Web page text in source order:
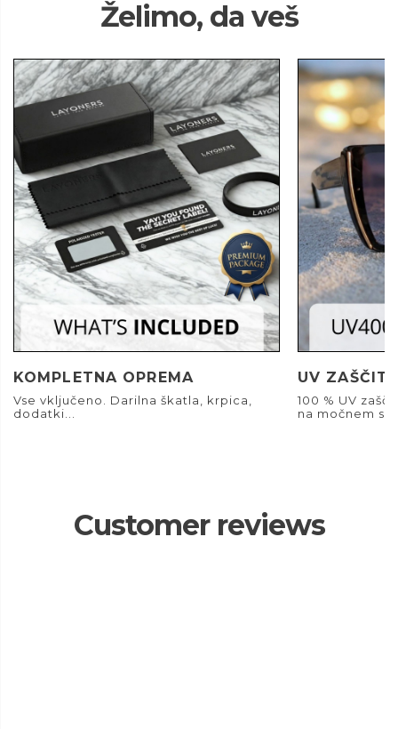
Želimo, da veš
KOMPLETNA OPREMA
Vse vključeno. Darilna škatla, krpica,
dodatki...
UV
100 % UV
na močnem
Customer reviews